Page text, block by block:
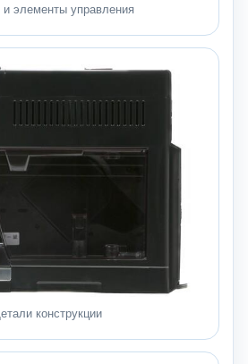
и элементы управления
конструкции